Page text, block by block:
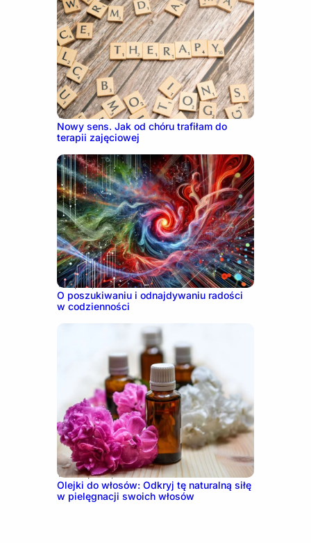
18 marca, 2026
Nowy sens. Jak od chóru trafiłam do
terapii zajęciowej
12 lipca, 2024
O poszukiwaniu i odnajdywaniu radości
w codzienności
17 listopada, 2023
Olejki do włosów: Odkryj tę naturalną siłę
w pielęgnacji swoich włosów